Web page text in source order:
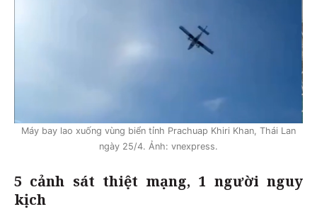
Máy bay lao xuống vùng biển tỉnh Prachuap Khiri Khan, Thái Lan
ngày 25/4. Ảnh: vnexpress.
5 cảnh sát thiệt mạng, 1 người nguy
kịch